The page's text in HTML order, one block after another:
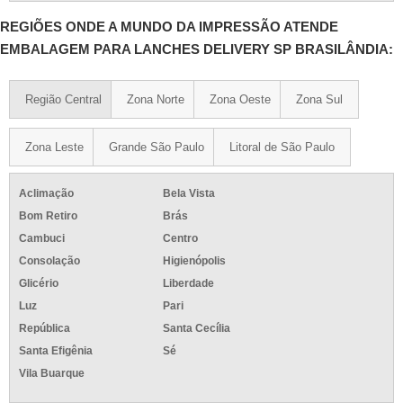
REGIÕES ONDE A MUNDO DA IMPRESSÃO ATENDE
EMBALAGEM PARA LANCHES DELIVERY SP BRASILÂNDIA:
Região Central Zona Norte Zona Oeste Zona Sul
Zona Leste Grande São Paulo Litoral de São Paulo
Aclimação
Bela Vista
Bom Retiro
Brás
Cambuci
Centro
Consolação
Higienópolis
Glicério
Liberdade
Luz
Pari
República
Santa Cecília
Santa Efigênia
Sé
Vila Buarque